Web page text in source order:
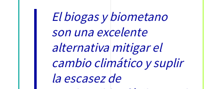
El biogas y biometano
son una excelente
alternativa mitigar el
cambio climático y suplir
la escasez de